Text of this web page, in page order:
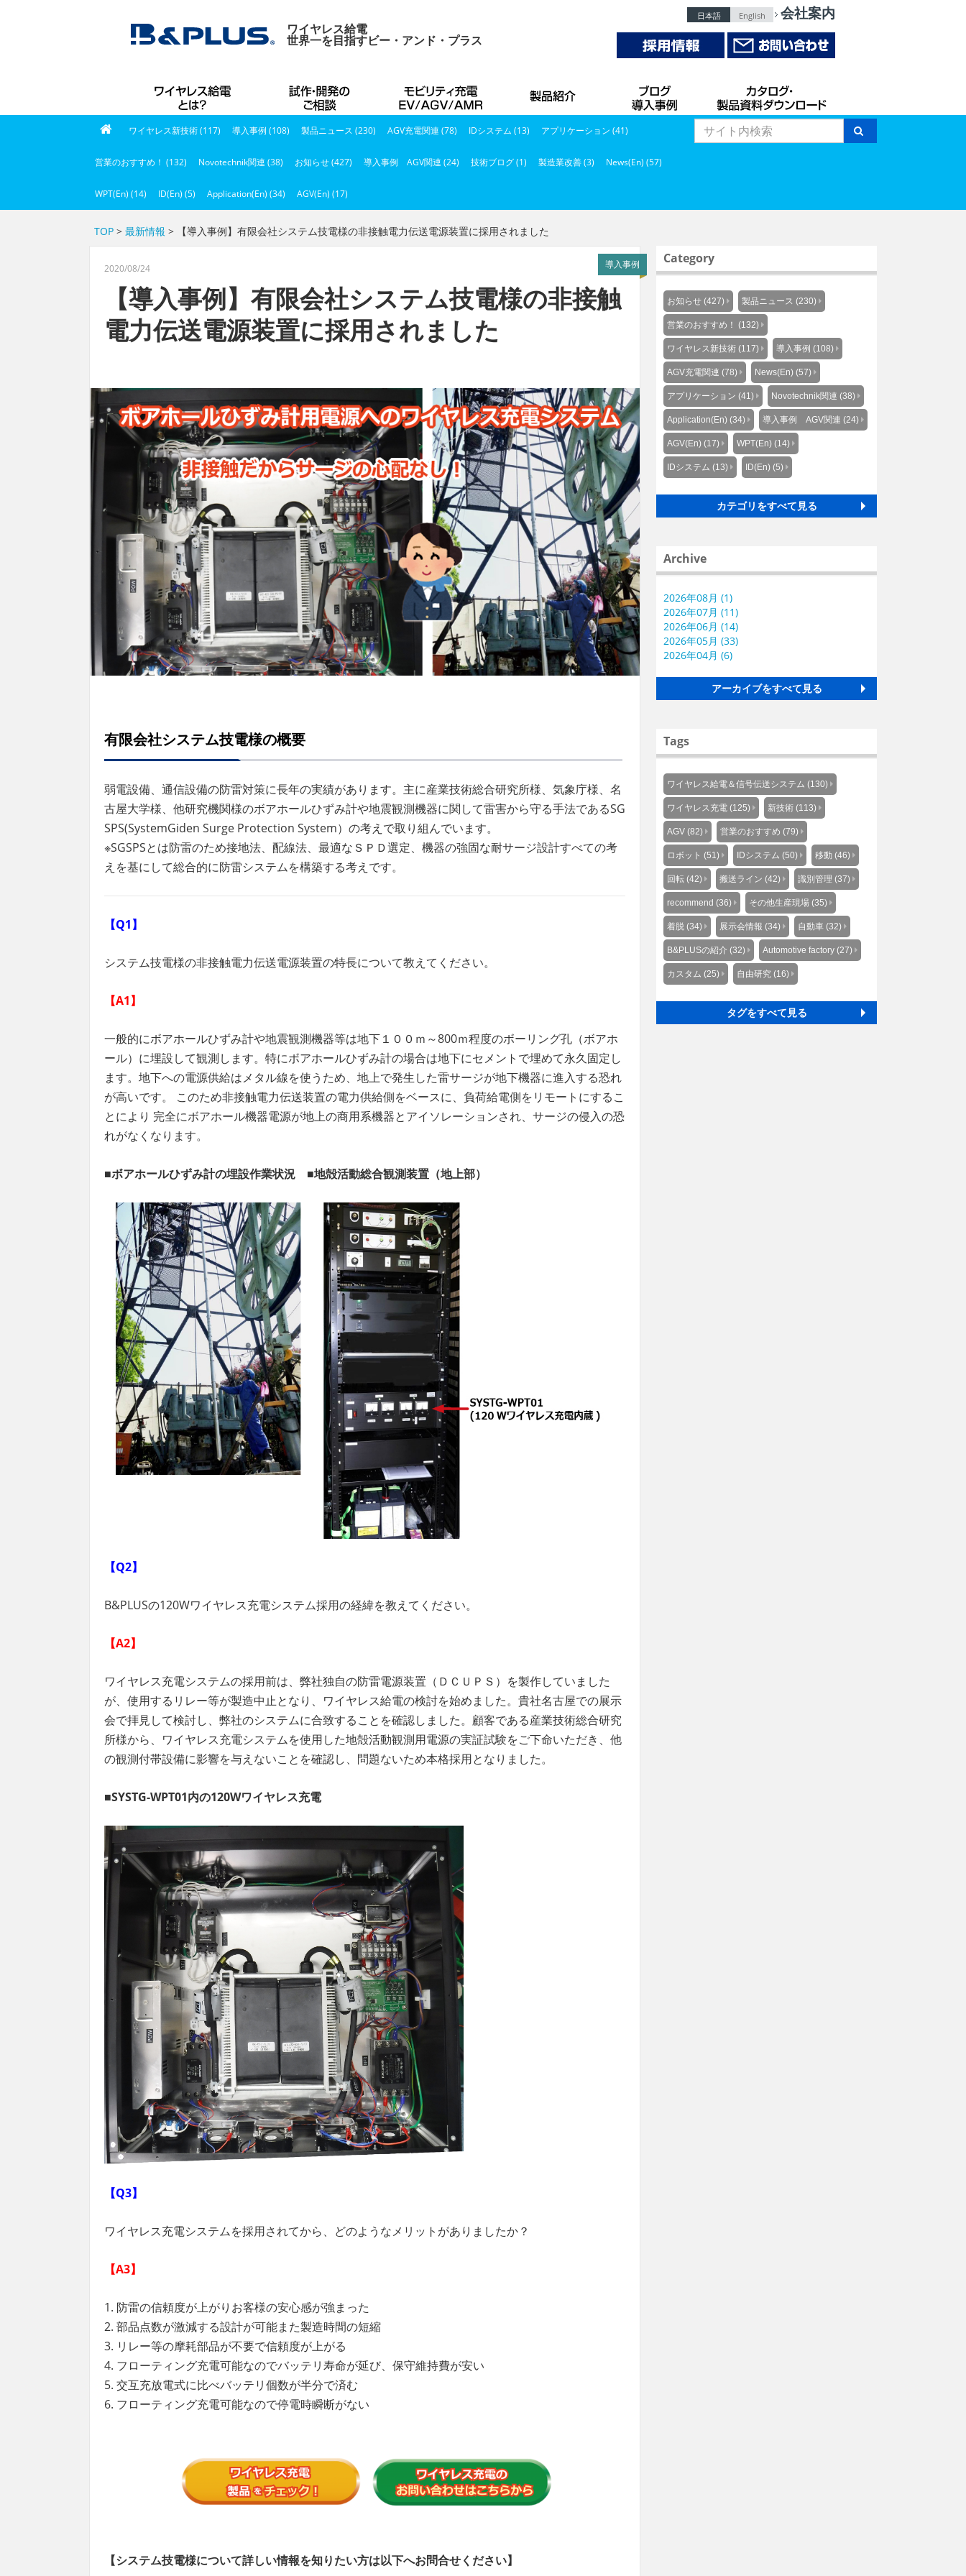
ワイヤレス給電
世界一を目指すビー・アンド・プラス
日本語 English 会社案内
ワイヤレス新技術 (117) 導入事例 (108) 製品ニュース (230) AGV充電関連 (78) IDシステム (13) アプリケーション (41)
営業のおすすめ！ (132) Novotechnik関連 (38) お知らせ (427) 導入事例 AGV関連 (24) 技術ブログ (1) 製造業改善 (3) News(En) (57)
WPT(En) (14) ID(En) (5) Application(En) (34) AGV(En) (17)
TOP >最新情報 > 【導入事例】有限会社システム技電様の非接触電力伝送電源装置に採用されました
導入事例
2020/08/24
【導入事例】有限会社システム技電様の非接触
電力伝送電源装置に採用されました
有限会社システム技電様の概要
弱電設備、通信設備の防雷対策に長年の実績があります。主に産業技術総合研究所様、気象庁様、名
古屋大学様、他研究機関様のボアホールひずみ計や地震観測機器に関して雷害から守る手法であるSG
SPS(SystemGiden Surge Protection System）の考えで取り組んでいます。
※SGSPSとは防雷のため接地法、配線法、最適なＳＰＤ選定、機器の強固な耐サージ設計すべての考
えを基にして総合的に防雷システムを構築する考えです。
【Q1】
システム技電様の非接触電力伝送電源装置の特長について教えてください。
【A1】
一般的にボアホールひずみ計や地震観測機器等は地下１００ｍ～800ｍ程度のボーリング孔（ボアホ
ール）に埋設して観測します。特にボアホールひずみ計の場合は地下にセメントで埋めて永久固定し
ます。地下への電源供給はメタル線を使うため、地上で発生した雷サージが地下機器に進入する恐れ
が高いです。 このため非接触電力伝送装置の電力供給側をベースに、負荷給電側をリモートにするこ
とにより 完全にボアホール機器電源が地上の商用系機器とアイソレーションされ、サージの侵入の恐
れがなくなります。
■ボアホールひずみ計の埋設作業状況 ■地殻活動総合観測装置（地上部）
【Q2】
B&PLUSの120Wワイヤレス充電システム採用の経緯を教えてください。
【A2】
ワイヤレス充電システムの採用前は、弊社独自の防雷電源装置（ＤＣＵＰＳ）を製作していました
が、使用するリレー等が製造中止となり、ワイヤレス給電の検討を始めました。貴社名古屋での展示
会で拝見して検討し、弊社のシステムに合致することを確認しました。顧客である産業技術総合研究
所様から、ワイヤレス充電システムを使用した地殻活動観測用電源の実証試験をご下命いただき、他
の観測付帯設備に影響を与えないことを確認し、問題ないため本格採用となりました。
■SYSTG-WPT01内の120Wワイヤレス充電
【Q3】
ワイヤレス充電システムを採用されてから、どのようなメリットがありましたか？
【A3】
1. 防雷の信頼度が上がりお客様の安心感が強まった
2. 部品点数が激減する設計が可能また製造時間の短縮
3. リレー等の摩耗部品が不要で信頼度が上がる
4. フローティング充電可能なのでバッテリ寿命が延び、保守維持費が安い
5. 交互充放電式に比べバッテリ個数が半分で済む
6. フローティング充電可能なので停電時瞬断がない
【システム技電様について詳しい情報を知りたい方は以下へお問合せください】
Category
お知らせ (427) 製品ニュース (230)
営業のおすすめ！ (132)
ワイヤレス新技術 (117) 導入事例 (108)
AGV充電関連 (78) News(En) (57)
アプリケーション (41) Novotechnik関連 (38)
Application(En) (34) 導入事例 AGV関連 (24)
AGV(En) (17) WPT(En) (14)
IDシステム (13) ID(En) (5)
カテゴリをすべて見る
Archive
2026年08月 (1)
2026年07月 (11)
2026年06月 (14)
2026年05月 (33)
2026年04月 (6)
アーカイブをすべて見る
Tags
ワイヤレス給電＆信号伝送システム (130)
ワイヤレス充電 (125) 新技術 (113)
AGV (82) 営業のおすすめ (79)
ロボット (51) IDシステム (50) 移動 (46)
回転 (42) 搬送ライン (42) 識別管理 (37)
recommend (36) その他生産現場 (35)
着脱 (34) 展示会情報 (34) 自動車 (32)
B&PLUSの紹介 (32) Automotive factory (27)
カスタム (25) 自由研究 (16)
タグをすべて見る